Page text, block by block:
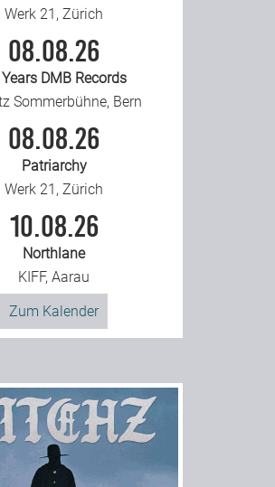
Werk 21, Zürich
08.08.26
DMB Records
Sommerbühne, Bern
08.08.26
Patriarchy
Werk 21, Zürich
10.08.26
Northlane
KIFF, Aarau
Zum Kalender